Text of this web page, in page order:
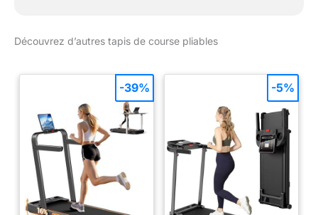
Découvrez d’autres tapis de course pliables
-39% -5%